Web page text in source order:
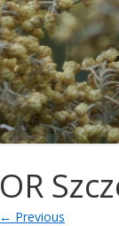
OR
← Previous